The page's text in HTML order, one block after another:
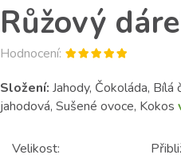
Růžový
Hodnocení:
Složení: Jahody, Čokoláda, Bílá
jahodová, Sušené ovoce, Kokos
Velikost: